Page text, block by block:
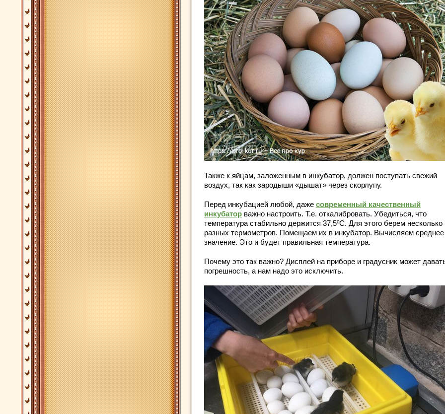
Также к яйцам, заложенным в инкубатор, должен поступать свежий
воздух, так как зародыши «дышат» через скорлупу.
Перед инкубацией любой, даже современный качественный
инкубатор важно настроить. Т.е. откалибровать. Убедиться, что
температура стабильно держится 37,5ºС. Для этого берем несколько
разных термометров. Помещаем их в инкубатор. Вычисляем среднее
значение. Это и будет правильная температура.
Почему это так важно? Дисплей на приборе и градусник может
погрешность, а нам надо это исключить.